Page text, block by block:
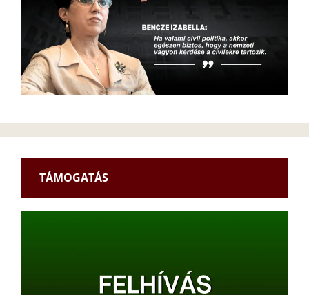
TÁMOGATÁS